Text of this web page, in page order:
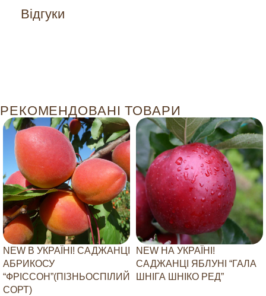
Відгуки
РЕКОМЕНДОВАНІ ТОВАРИ
NEW В УКРАЇНІ! САДЖАНЦІ
АБРИКОСУ
“ФРІССОН”(ПІЗНЬОСПІЛИЙ
СОРТ)
NEW НА УКРАЇНІ!
САДЖАНЦІ ЯБЛУНІ “ГАЛА
ШНІГА ШНІКО РЕД”